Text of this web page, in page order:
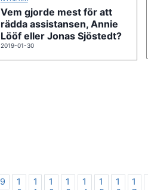
Vem gjorde mest för att
rädda assistansen, Annie
Lööf eller Jonas Sjöstedt?
2019-01-30
9
1
1
1
1
1
1
1
1